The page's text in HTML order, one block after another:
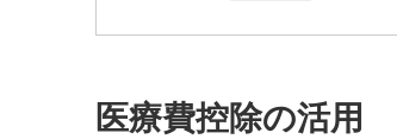
医療費控除の活用